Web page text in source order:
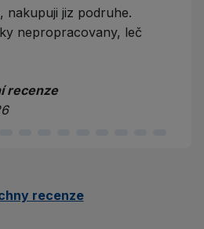
nakupuji jiz podruhe.
nepropracovany, leč
recenze
recenze